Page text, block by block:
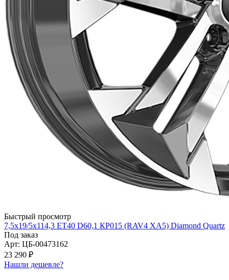
Быстрый просмотр
7,5x19/5x114,3 ET40 D60,1 КР015 (RAV4 XA5) Diamond Quartz
Под заказ
Арт: ЦБ-00473162
23 290 ₽
Нашли дешевле?